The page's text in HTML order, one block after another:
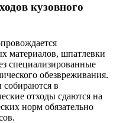
кузовного
материалов, шпатлевки
специализированные
обезвреживания.
в
отходы сдаются на
норм обязательно